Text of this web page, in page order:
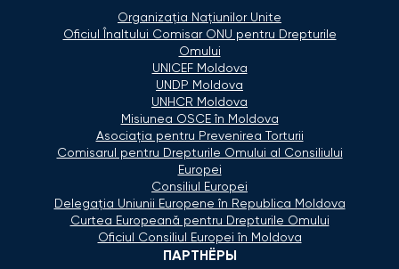
Organizaţia Naţiunilor Unite
Oficiul Înaltului Comisar ONU pentru Drepturile
Omului
UNICEF Moldova
UNDP Moldova
UNHCR Moldova
Misiunea OSCE în Moldova
Asociaţia pentru Prevenirea Torturii
Comisarul pentru Drepturile Omului al Consiliului
Europei
Consiliul Europei
Delegaţia Uniunii Europene în Republica Moldova
Curtea Europeană pentru Drepturile Omului
Oficiul Consiliul Europei în Moldova
ПАРТНЁРЫ